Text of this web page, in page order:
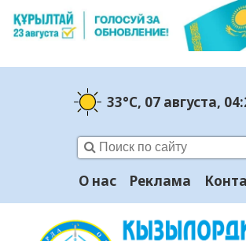
33°C, 07 августа,
О нас Реклама